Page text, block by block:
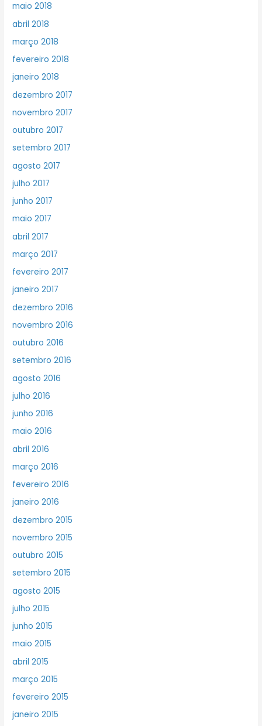
maio 2018
abril 2018
março 2018
fevereiro 2018
janeiro 2018
dezembro 2017
novembro 2017
outubro 2017
setembro 2017
agosto 2017
julho 2017
junho 2017
maio 2017
abril 2017
março 2017
fevereiro 2017
janeiro 2017
dezembro 2016
novembro 2016
outubro 2016
setembro 2016
agosto 2016
julho 2016
junho 2016
maio 2016
abril 2016
março 2016
fevereiro 2016
janeiro 2016
dezembro 2015
novembro 2015
outubro 2015
setembro 2015
agosto 2015
julho 2015
junho 2015
maio 2015
abril 2015
março 2015
fevereiro 2015
janeiro 2015